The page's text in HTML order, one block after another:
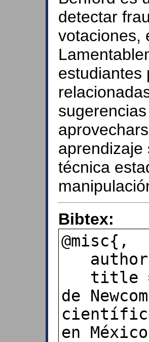
detectar
votaciones,
estudiantes
aprendizaje
técnica
Bibtex:
@misc{,
de
en